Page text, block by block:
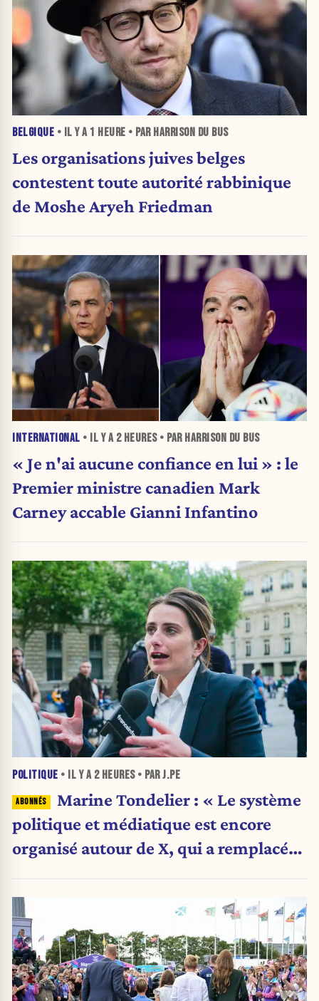
BELGIQUE • IL Y A 1 HEURE • PAR HARRISON DU BUS
Les organisations juives belges
contestent toute autorité rabbinique
de Moshe Aryeh Friedman
INTERNATIONAL • IL Y A 2 HEURES• PAR HARRISON DU BUS
« Je n'ai aucune confiance en lui » : le
Premier ministre canadien Mark
Carney accable Gianni Infantino
POLITIQUE • IL Y A 2 HEURES• PAR J.PE
Marine Tondelier : « Le système
politique et médiatique est encore
organisé autour de X, qui a remplacé